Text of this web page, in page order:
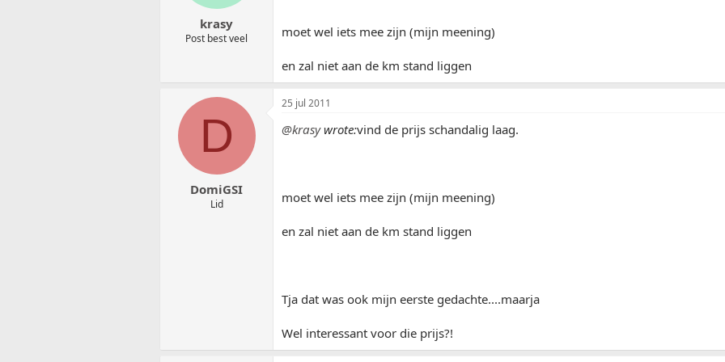
krasy
Post best veel moet wel iets mee zijn (mijn meening)
en zal niet aan de km stand liggen
D
DomiGSI
Lid
25 jul 2011
@krasywrote:vind de prijs schandalig laag.
moet wel iets mee zijn (mijn meening)
en zal niet aan de km stand liggen
Tja dat was ook mijn eerste gedachte....maarja
Wel interessant voor die prijs?!